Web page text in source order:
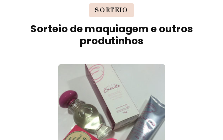
SORTEIO
Sorteio de maquiagem e outros
produtinhos